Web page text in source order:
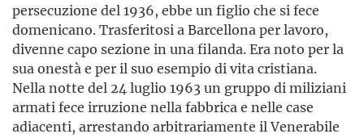
persecuzione del 1936, ebbe un figlio che si fece
domenicano. Trasferitosi a Barcellona per lavoro,
divenne capo sezione in una filanda. Era noto per la
sua onestà e per il suo esempio di vita cristiana.
Nella notte del 24 luglio 1963 un gruppo di miliziani
armati fece irruzione nella fabbrica e nelle case
adiacenti, arrestando arbitrariamente il Venerabile